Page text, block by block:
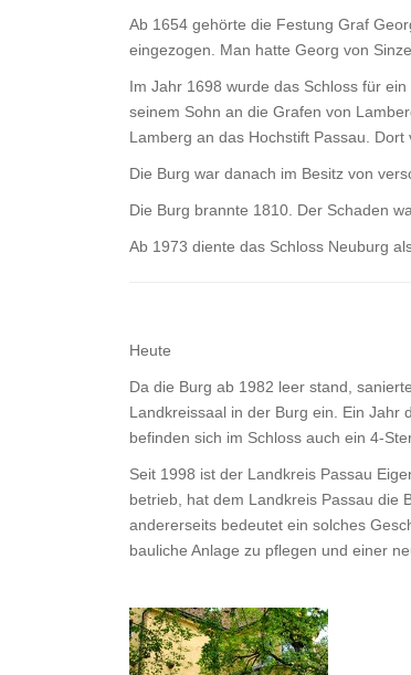
Ab 1654 gehörte die Festung Graf
eingezogen. Man hatte Georg von
Im Jahr 1698 wurde das Schloss für
seinem Sohn an die Grafen von
Lamberg an das Hochstift Passau.
Die Burg war danach im Besitz von
Die Burg brannte 1810. Der Schaden
Ab 1973 diente das Schloss Neuburg
Heute
Da die Burg ab 1982 leer stand,
Landkreissaal in der Burg ein. Ein Jahr
befinden sich im Schloss auch ein 4-
Seit 1998 ist der Landkreis Passau
betrieb, hat dem Landkreis Passau die
andererseits bedeutet ein solches
bauliche Anlage zu pflegen und einer